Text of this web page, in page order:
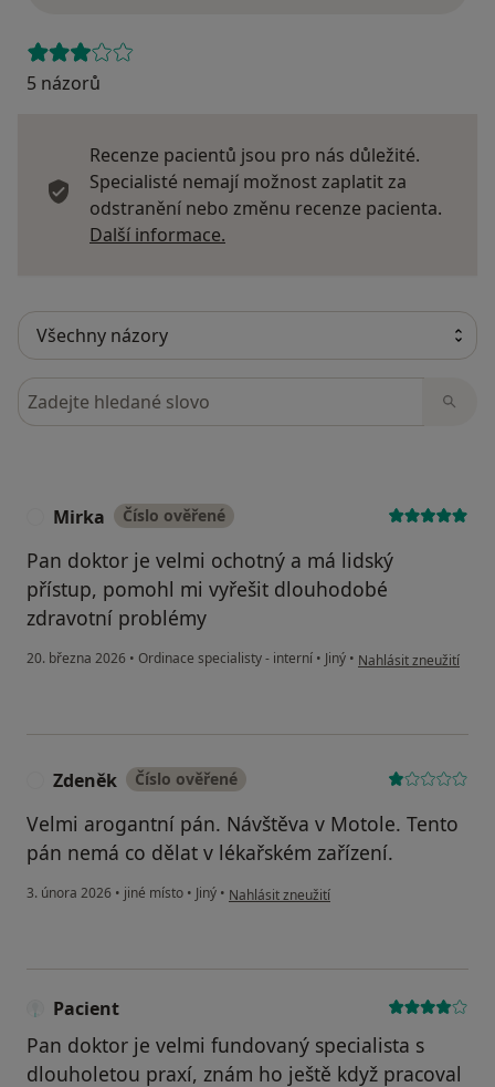
5 názorů
Recenze pacientů jsou pro nás důležité.
Specialisté nemají možnost zaplatit za
odstranění nebo změnu recenze pacienta.
Další informace.
Hledejte v názorech
Mirka Číslo ověřené
Pan doktor je velmi ochotný a má lidský
přístup, pomohl mi vyřešit dlouhodobé
zdravotní problémy
20. března 2026 • Ordinace specialisty - interní • Jiný • podle názoru
Nahlásit zneužití
Zdeněk Číslo ověřené
Velmi arogantní pán. Návštěva v Motole. Tento
pán nemá co dělat v lékařském zařízení.
3. února 2026 • jiné místo • Jiný • podle názoru uživatele Zdeněk
Nahlásit zneužití
Pacient
Pan doktor je velmi fundovaný specialista s
dlouholetou praxí, znám ho ještě když pracoval